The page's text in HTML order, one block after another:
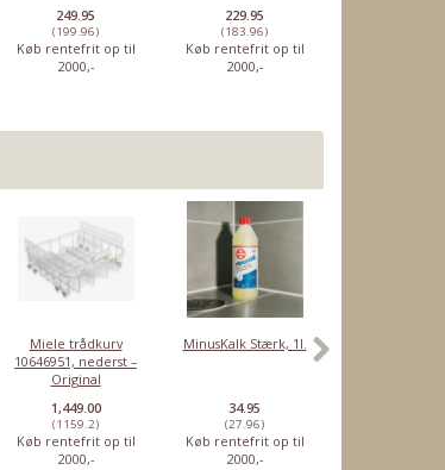
249.95
(199.96)
Køb rentefrit op til
2000,-
229.95
(183.96)
Køb rentefrit op til
2000,-
Miele trådkurv
10646951, nederst –
Original
1,449.00
(1159.2)
Køb rentefrit op til
2000,-
MinusKalk Stærk, 1l.
34.95
(27.96)
Køb rentefrit op til
2000,-